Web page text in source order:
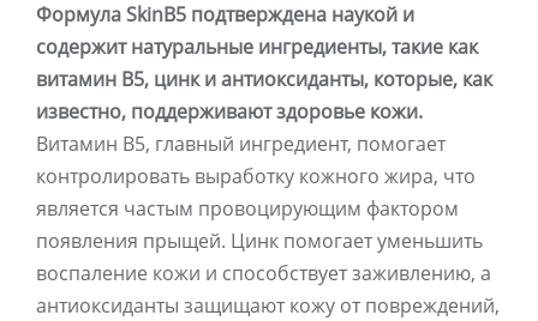
Формула SkinB5 подтверждена наукой и
содержит натуральные ингредиенты, такие как
витамин B5, цинк и антиоксиданты, которые, как
известно, поддерживают здоровье кожи.
Витамин B5, главный ингредиент, помогает
контролировать выработку кожного жира, что
является частым провоцирующим фактором
появления прыщей. Цинк помогает уменьшить
воспаление кожи и способствует заживлению, а
антиоксиданты защищают кожу от повреждений,